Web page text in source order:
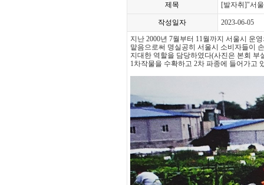
제목 [발자취]"서
작성일자
2023-06-05
지난 2000년 7월부터 11월까지 서울시 운
맡음으로써 명실공히 서울시 소비자들이
지대한 역할을 담당하였다(사진은 본회
1차작물을 수확하고 2차 파종에 들어가고